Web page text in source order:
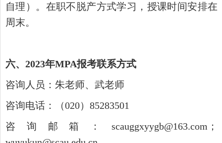
自理）。在职不脱产方式学习，授课时间安排在
周末。
六、 2023年MPA报考联系方式
咨询人员：朱老师、武老师
咨询电话：（020）85283501
咨询邮箱： scauggxyygb@163.com；